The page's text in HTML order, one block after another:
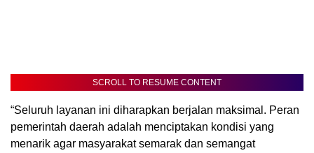
SCROLL TO RESUME CONTENT
“Seluruh layanan ini diharapkan berjalan maksimal. Peran
pemerintah daerah adalah menciptakan kondisi yang
menarik agar masyarakat semarak dan semangat